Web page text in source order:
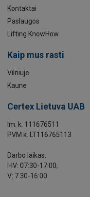
Kontaktai
Paslaugos
Lifting KnowHow
Kaip mus rasti
Vilniuje
Kaune
Certex Lietuva UAB
Im. k. 111676511
PVM k. LT116765113
Darbo laikas:
I-IV: 07:30-17:00;
V: 7.30-16:00